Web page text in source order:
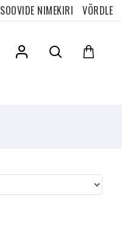
SOOVIDE NIMEKIRI VÕRDLE